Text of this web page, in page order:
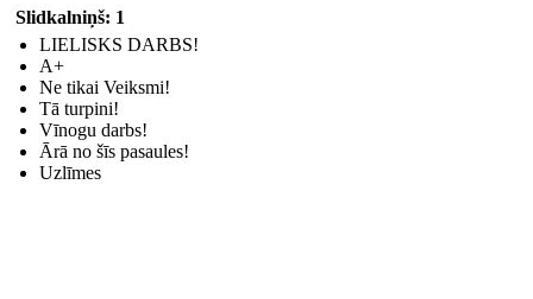
Slidkalniņš: 1
LIELISKS DARBS!
A+
Ne tikai Veiksmi!
Tā turpini!
Vīnogu darbs!
Ārā no šīs pasaules!
Uzlīmes